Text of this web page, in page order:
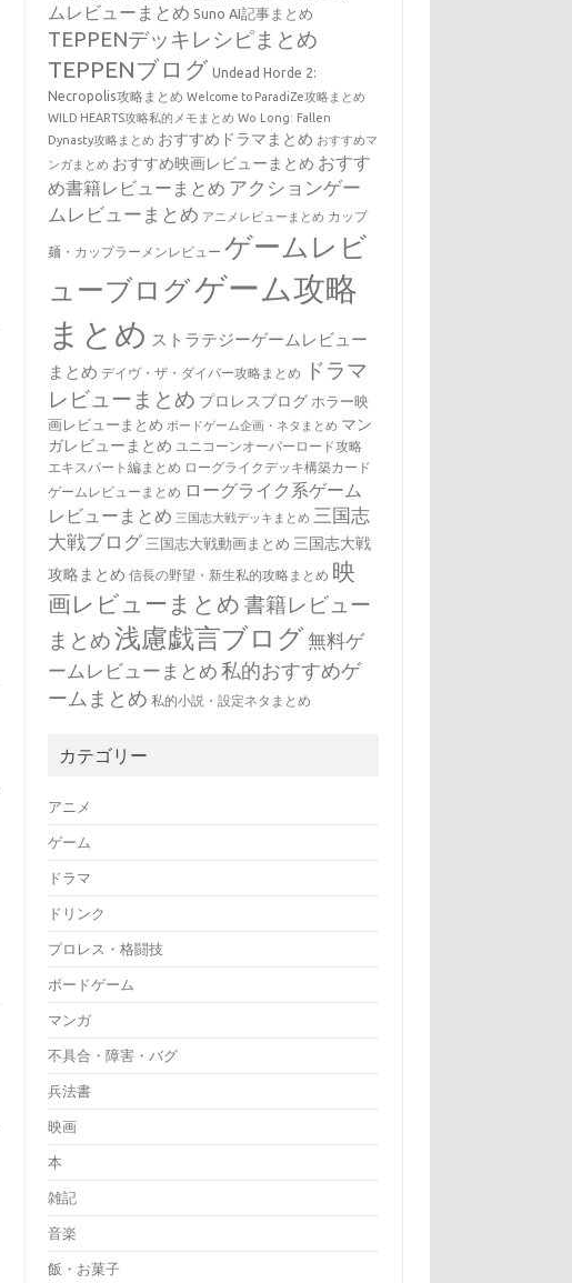
ムレビューまとめ Suno AI記事まとめ
TEPPENデッキレシピまとめ
TEPPENブログ Undead Horde 2:
Necropolis攻略まとめ Welcome to ParadiZe攻略まとめ
WILD HEARTS攻略私的メモまとめ Wo Long: Fallen
Dynasty攻略まとめ おすすめドラマまとめ おすすめマ
ンガまとめ おすすめ映画レビューまとめ おすす
め書籍レビューまとめ アクションゲー
ムレビューまとめ アニメレビューまとめ カップ
麺・カップラーメンレビュー ゲームレビ
ューブログゲーム攻略
まとめ ストラテジーゲームレビュー
まとめ デイヴ・ザ・ダイバー攻略まとめ
ドラマ
レビューまとめ プロレスブログ ホラー映
画レビューまとめ ボードゲーム企画・ネタまとめ マン
ガレビューまとめ ユニコーンオーバーロード攻略
エキスパート編まとめ ローグライクデッキ構築カード
ゲームレビューまとめ ローグライク系ゲーム
レビューまとめ 三国志大戦デッキまとめ 三国志
大戦ブログ 三国志大戦動画まとめ 三国志大戦
攻略まとめ 信長の野望・新生私的攻略まとめ 映
画レビューまとめ 書籍レビュー
まとめ浅慮戯言ブログ無料ゲ
ームレビューまとめ 私的おすすめゲ
ームまとめ 私的小説・設定ネタまとめ
カテゴリー
アニメ
ゲーム
ドラマ
ドリンク
プロレス・格闘技
ボードゲーム
マンガ
不具合・障害・バグ
兵法書
映画
本
雑記
音楽
飯・お菓子